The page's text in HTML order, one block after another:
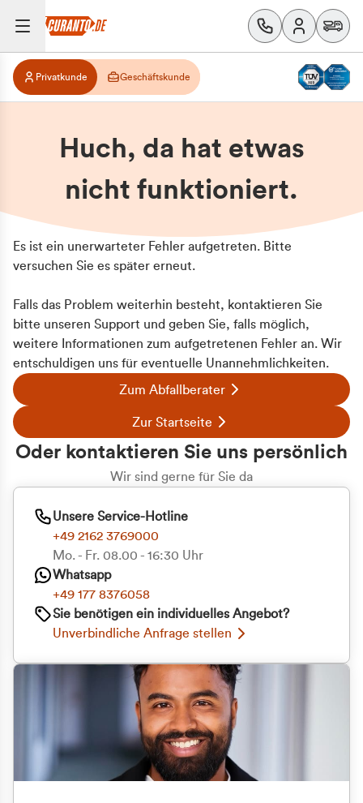
Privatkunde Geschäftskunde
Huch, da hat etwas
nicht funktioniert.
Es ist ein unerwarteter Fehler aufgetreten. Bitte
versuchen Sie es später erneut.
Falls das Problem weiterhin besteht, kontaktieren Sie
bitte unseren Support und geben Sie, falls möglich,
weitere Informationen zum aufgetretenen Fehler an. Wir
entschuldigen uns für eventuelle Unannehmlichkeiten.
Zum Abfallberater
Zur Startseite
Oder kontaktieren Sie uns persönlich
Wir sind gerne für Sie da
Unsere Service-Hotline
+49 2162 3769000
Mo. - Fr. 08.00 - 16:30 Uhr
Whatsapp
+49 177 8376058
Sie benötigen ein individuelles Angebot?
Unverbindliche Anfrage stellen